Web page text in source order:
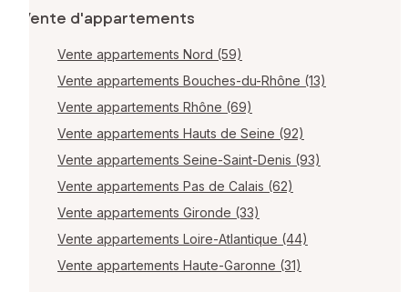
Vente d'appartements
Vente appartements Nord (59)
Vente appartements Bouches-du-Rhône (13)
Vente appartements Rhône (69)
Vente appartements Hauts de Seine (92)
Vente appartements Seine-Saint-Denis (93)
Vente appartements Pas de Calais (62)
Vente appartements Gironde (33)
Vente appartements Loire-Atlantique (44)
Vente appartements Haute-Garonne (31)